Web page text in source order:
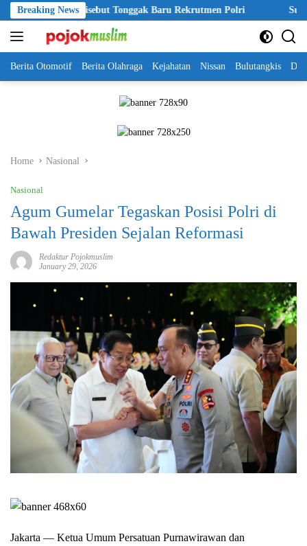
Skip
to
content
Breaking News
2026 Disebut Tonggak Baru Rekrutmen Polri Sutrimo
Berita Otomotif Berita Olahraga Kejahatan Nissan Bulutangkis
Home Nasional
Nasional
Agum Gumelar Tegaskan Posisi Polri di
Bawah Presiden Sejalan Reformasi
Redaktur Pojokmuslim
January 29, 2026
Jakarta — Ketua Umum Persatuan Purnawirawan dan